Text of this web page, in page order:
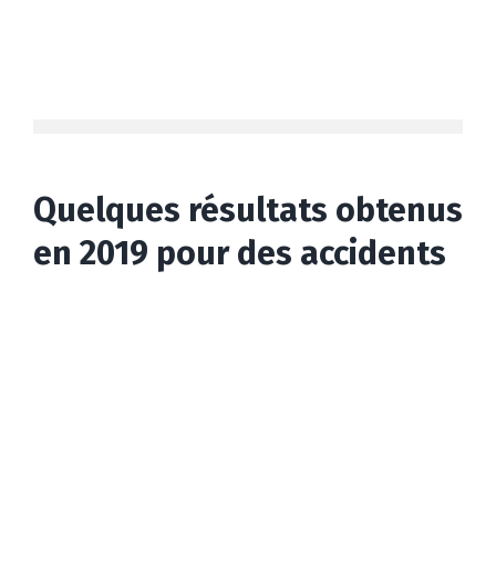
Quelques résultats obtenus
en 2019 pour des accidents